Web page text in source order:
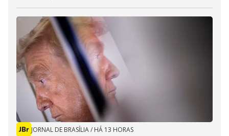
JORNAL DE BRASÍLIA/ HÁ 13 HORAS